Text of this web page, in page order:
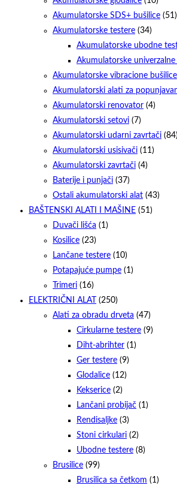
Akumulatorske SDS+ bušilice (51)
Akumulatorske testere (34)
Akumulatorske ubodne
Akumulatorske
Akumulatorske vibracione bušilice
Akumulatorski alati za
Akumulatorski renovator (4)
Akumulatorski setovi (7)
Akumulatorski udarni zavrtači (84)
Akumulatorski usisivači (11)
Akumulatorski zavrtači (4)
Baterije i punjači (37)
Ostali akumulatorski alat (43)
BAŠTENSKI ALATI I MAŠINE (51)
Duvači lišća (1)
Kosilice (23)
Lančane testere (10)
Potapajuće pumpe (1)
Trimeri (16)
ELEKTRIČNI ALAT
(250)
Alati za obradu drveta (47)
Cirkularne testere (9)
Diht-abrihter (1)
Ger testere (9)
Glodalice (12)
Kekserice (2)
Lančani probijač (1)
Rendisaljke (3)
Stoni cirkulari (2)
Ubodne testere (8)
Brusilice (99)
Brusilica sa četkom (1)